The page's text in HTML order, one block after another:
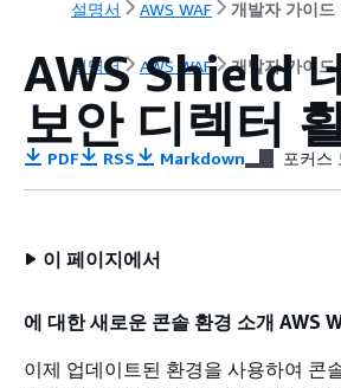
설명서 AWS WAF 개발자 가이드
설명서 AWS WAF 개발자 가이드
AWS Shield
보안 디렉터
PDF RSS Markdown 포커스
이 페이지에서
에 대한 새로운 콘솔 환경 소개 AWS
이제 업데이트된 환경을 사용하여 콘